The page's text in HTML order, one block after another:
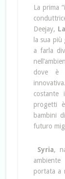
La prima
Deejay,
la sua più
a farla
dove è
costante
progetti
bambini
futuro
Syria,
portata a